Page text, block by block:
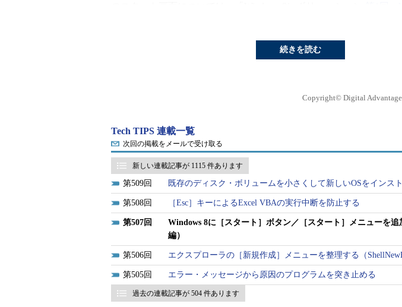
Windows 8のデスクトップ画面
Windows 8の［スタート］画面で「デスクトップ」のボタンを押すと、従来の
続きを読む
Copyright© Digital
Tech TIPS 連載一覧
次回の掲載をメールで受け取る
新しい連載記事が 1115 件あります
509 既存のディスク・ボリュームを小さくして新しいOSをインス
508 ［Esc］キーによるExcel VBAの実行中断を防止する
507
Windows 8に［スタート］ボタン／［スタート］メニューを追
編）
506 エクスプローラの［新規作成］メニューを整理する（
505 エラー・メッセージから原因のプログラムを突き止める
過去の連載記事が 504 件あります